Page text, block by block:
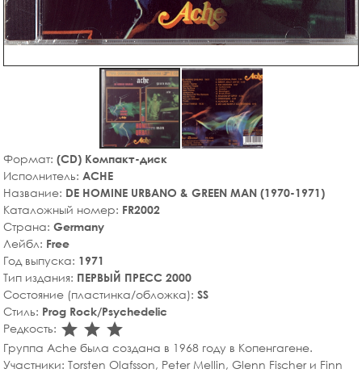
Формат: (CD) Компакт-диск
Исполнитель: ACHE
Название: DE HOMINE URBANO & GREEN MAN (1970-1971)
Каталожный номер: FR2002
Страна: Germany
Лейбл: Free
Год выпуска: 1971
Тип издания: ПЕРВЫЙ ПРЕСС 2000
Состояние (пластинка/обложка): SS
Стиль: Prog Rock/Psychedelic
Редкость: star_rate
star_rate
star_rate
Группа Ache была создана в 1968 году в Копенгагене.
Участники: Torsten Olafsson, Peter Mellin, Glenn Fischer и Finn